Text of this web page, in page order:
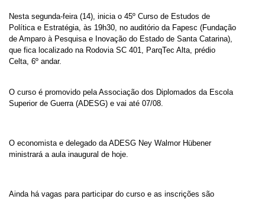
Nesta segunda-feira (14), inicia o 45º Curso de Estudos de
Política e Estratégia, às 19h30, no auditório da Fapesc (Fundação
de Amparo à Pesquisa e Inovação do Estado de Santa Catarina),
que fica localizado na Rodovia SC 401, ParqTec Alta, prédio
Celta, 6º andar.
O curso é promovido pela Associação dos Diplomados da Escola
Superior de Guerra (ADESG) e vai até 07/08.
O economista e delegado da ADESG Ney Walmor Hübener
ministrará a aula inaugural de hoje.
Ainda há vagas para participar do curso e as inscrições são